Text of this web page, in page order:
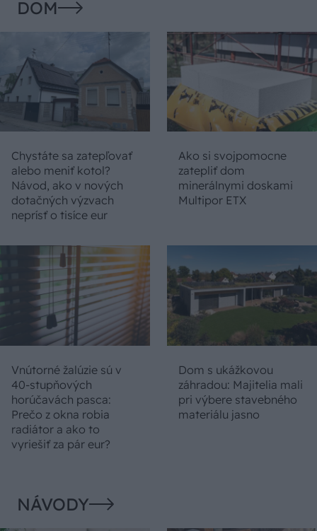
DOM
Chystáte sa zatepľovať
alebo meniť kotol?
Návod, ako v nových
dotačných výzvach
neprísť o tisíce eur
Ako si svojpomocne
zatepliť dom
minerálnymi doskami
Multipor ETX
Vnútorné žalúzie sú v
40-stupňových
horúčavách pasca:
Prečo z okna robia
radiátor a ako to
vyriešiť za pár eur?
Dom s ukážkovou
záhradou: Majitelia mali
pri výbere stavebného
materiálu jasno
NÁVODY